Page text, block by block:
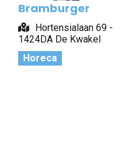
Bramburger
Hortensialaan 69 -
1424DA De Kwakel
Horeca